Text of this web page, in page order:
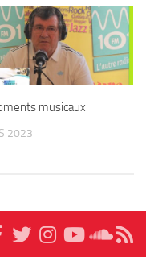
musicaux
2023